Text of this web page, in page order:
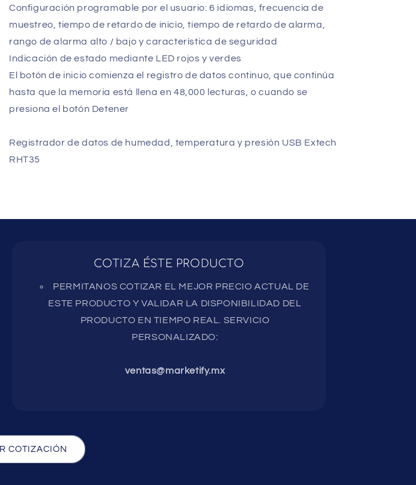
Configuración programable por el usuario: 6 idiomas, frecuencia de
muestreo, tiempo de retardo de inicio, tiempo de retardo de alarma,
rango de alarma alto / bajo y característica de seguridad
Indicación de estado mediante LED rojos y verdes
El botón de inicio comienza el registro de datos continuo, que continúa
hasta que la memoria está llena en 48,000 lecturas, o cuando se
presiona el botón Detener
Registrador de datos de humedad, temperatura y presión USB Extech
RHT35
COTIZA ÉSTE PRODUCTO
PERMITANOS COTIZAR EL MEJOR PRECIO ACTUAL DE
ESTE PRODUCTO Y VALIDAR LA DISPONIBILIDAD DEL
PRODUCTO EN TIEMPO REAL. SERVICIO
PERSONALIZADO:
ventas@marketify.mx
COTIZACIÓN